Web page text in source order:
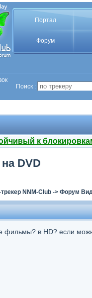
Портал
Форум
Поиск :
к
DVD
NNM-Club -> Форум
фильмы? в HD? если